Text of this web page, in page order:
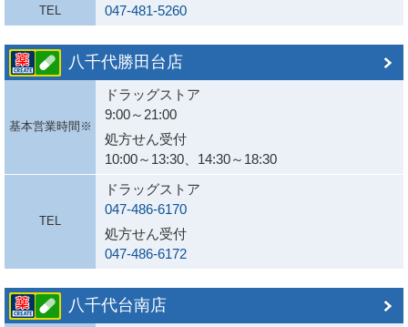
TEL 047-481-5260
八千代勝田台店
基本営業時間※
ドラッグストア
9:00～21:00
処方せん受付
10:00～13:30、14:30～18:30
TEL
ドラッグストア
047-486-6170
処方せん受付
047-486-6172
八千代台南店